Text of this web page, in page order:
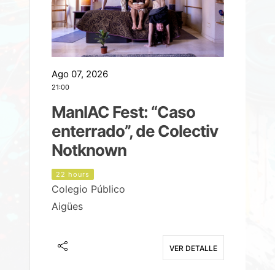
Ago 07, 2026
21:00
ManIAC Fest: “Caso
enterrado”, de Colectiv
Notknown
22 hours
Colegio Público
Aigües
VER DETALLE